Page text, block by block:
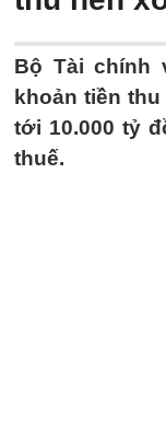
Bộ Tài chính
khoản tiền
tới 10.000 tỷ
thuế.